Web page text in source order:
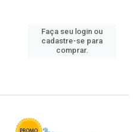
Faça seu login ou
cadastre-se para
comprar.